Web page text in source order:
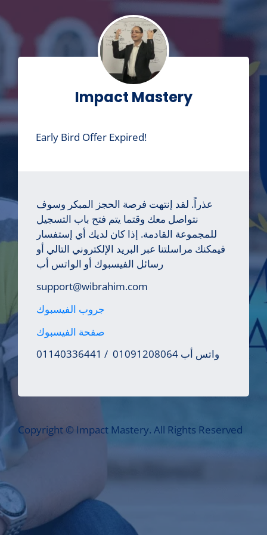
Impact Mastery
Early Bird Offer Expired!
عذراً. لقد إنتهت فرصة الحجز المبكر وسوف
نتواصل معك وقتما يتم فتح باب التسجيل
للمجموعة القادمة. إذا كان لديك أي إستفسار
فيمكنك مراسلتنا عبر البريد الإلكتروني التالي أو
رسائل الفيسبوك أو الواتس أب
support@wibrahim.com
جروب الفيسبوك
صفحة الفيسبوك
واتس أب 01091208064 / 01140336441
Copyright © Impact Mastery. All Rights Reserved